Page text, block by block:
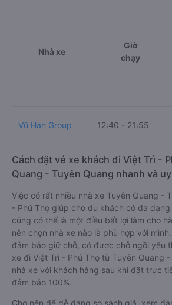
Nhà xe
Giờ
chạy
Vũ Hán Group 12:40 - 21:55
Cách đặt vé xe khách đi Việt Trì -
Quang - Tuyên Quang nhanh và
Việc có rất nhiều nhà xe Tuyên Quang -
- Phú Thọ giúp cho du khách có đa
cũng có thể là một điều bất lợi làm cho
nên chọn nhà xe nào là phù hợp với
đảm bảo giữ chỗ, có được chỗ ngồi yêu
xe đi Việt Trì - Phú Thọ từ Tuyên Quang
nhà xe với khách hàng sau khi đặt trực
đảm bảo 100%.